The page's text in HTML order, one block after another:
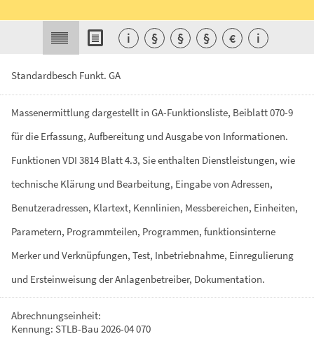
Standardbesch Funkt. GA
Massenermittlungdargestellt in GA-Funktionsliste, Beiblatt070-9
fürdie Erfassung, Aufbereitung und Ausgabevon Informationen.
Funktionen VDI 3814 Blatt4.3, Sieenthalten Dienstleistungen, wie
technische Klärung und Bearbeitung, Eingabevon Adressen,
Benutzeradressen, Klartext, Kennlinien, Messbereichen, Einheiten,
Parametern, Programmteilen, Programmen, funktionsinterne
Merkerund Verknüpfungen, Test, Inbetriebnahme, Einregulierung
und ErsteinweisungderAnlagenbetreiber, Dokumentation.
Abrechnungseinheit:
Kennung: STLB-Bau 2026-04 070
i § § § € i